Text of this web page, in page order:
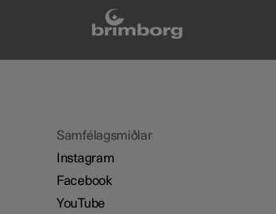
Samfélagsmiðlar
Instagram
Facebook
YouTube